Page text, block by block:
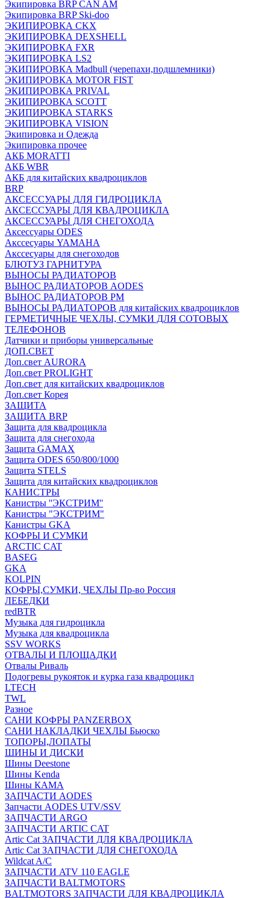
Экипировка BRP CAN AM
Экипировка BRP Ski-doo
ЭКИПИРОВКА CKX
ЭКИПИРОВКА DEXSHELL
ЭКИПИРОВКА FXR
ЭКИПИРОВКА LS2
ЭКИПИРОВКА Madbull (черепахи,подшлемники)
ЭКИПИРОВКА MOTOR FIST
ЭКИПИРОВКА PRIVAL
ЭКИПИРОВКА SCOTT
ЭКИПИРОВКА STARKS
ЭКИПИРОВКА VISION
Экипировка и Одежда
Экипировка прочее
АКБ MORATTI
АКБ WBR
АКБ для китайских квадроциклов
BRP
АКСЕССУАРЫ ДЛЯ ГИДРОЦИКЛА
АКСЕССУАРЫ ДЛЯ КВАДРОЦИКЛА
АКСЕССУАРЫ ДЛЯ СНЕГОХОДА
Аксессуары ODES
Акссесуары YAMAHA
Акссесуары для снегоходов
БЛЮТУЗ ГАРНИТУРА
ВЫНОСЫ РАДИАТОРОВ
ВЫНОС РАДИАТОРОВ AODES
ВЫНОС РАДИАТОРОВ РМ
ВЫНОСЫ РАДИАТОРОВ для китайских квадроциклов
ГЕРМЕТИЧНЫЕ ЧЕХЛЫ, СУМКИ ДЛЯ СОТОВЫХ
ТЕЛЕФОНОВ
Датчики и приборы универсальные
ДОП.СВЕТ
Доп.свет AURORA
Доп.свет PROLIGHT
Доп.свет для китайских квадроциклов
Доп.свет Корея
ЗАЩИТА
ЗАЩИТА BRP
Защита для квадроцикла
Защита для снегохода
Защита GAMAX
Защита ODES 650/800/1000
Защита STELS
Защита для китайских квадроциклов
КАНИСТРЫ
Канистры ''ЭКСТРИМ''
Канистры "ЭКСТРИМ"
Канистры GKA
КОФРЫ И СУМКИ
ARCTIC CAT
BASEG
GKA
KOLPIN
КОФРЫ,СУМКИ, ЧЕХЛЫ Пр-во Россия
ЛЕБЕДКИ
redBTR
Музыка для гидроцикла
Музыка для квадроцикла
SSV WORKS
ОТВАЛЫ И ПЛОЩАДКИ
Отвалы Риваль
Подогревы рукояток и курка газа квадроцикл
LTECH
TWL
Разное
САНИ КОФРЫ PANZERBOX
САНИ НАКЛАДКИ ЧЕХЛЫ Бьюско
ТОПОРЫ,ЛОПАТЫ
ШИНЫ И ДИСКИ
Шины Deestone
Шины Kenda
Шины КАМА
ЗАПЧАСТИ AODES
Запчасти AODES UTV/SSV
ЗАПЧАСТИ ARGO
ЗАПЧАСТИ ARTIC CAT
Artic Cat ЗАПЧАСТИ ДЛЯ КВАДРОЦИКЛА
Artic Cat ЗАПЧАСТИ ДЛЯ СНЕГОХОДА
Wildcat A/C
ЗАПЧАСТИ ATV 110 EAGLE
ЗАПЧАСТИ BALTMOTORS
BALTMOTORS ЗАПЧАСТИ ДЛЯ КВАДРОЦИКЛА